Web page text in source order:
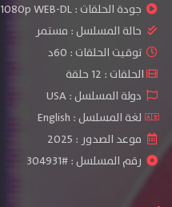
جودة الحلقات :1080p WEB-DL
حالة المسلسل : مستمر
توقيت الحلقات : 60د
الحلقات : 12 حلقة
دولة المسلسل : USA
لغة المسلسل : English
موعد الصدور : 2025
رقم المسلسل : #304931